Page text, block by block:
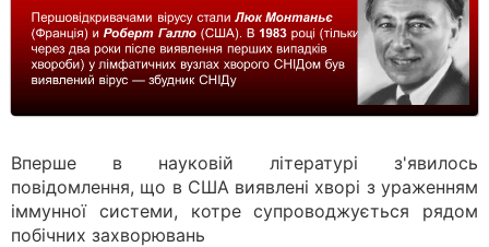
Вперше в науковій літературі з'явилось
повідомлення, що в США виявлені хворі з ураженням
іммунної системи, котре супроводжується рядом
побічних захворювань